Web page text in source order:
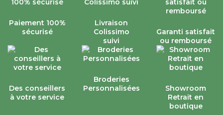
Paiement 100%
sécurisé
Livraison
Colissimo
suivi
Garanti satisfait
ou remboursé
Des conseillers
à votre service
Broderies
Personnalisées
Showroom
Retrait en
boutique